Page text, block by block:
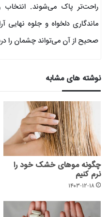
راحت‌تر پاک می‌شوند. انتخاب
ماندگاری دلخواه و جلوه
صحیح از آن می‌تواند چشمان را
نوشته های مشابه
چگونه موهای خشک خود را
نرم کنیم
۱۴۰۳-۱۲-۱۸